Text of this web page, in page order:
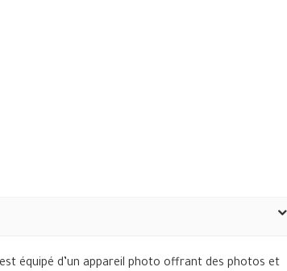
équipé d’un appareil photo offrant des photos et